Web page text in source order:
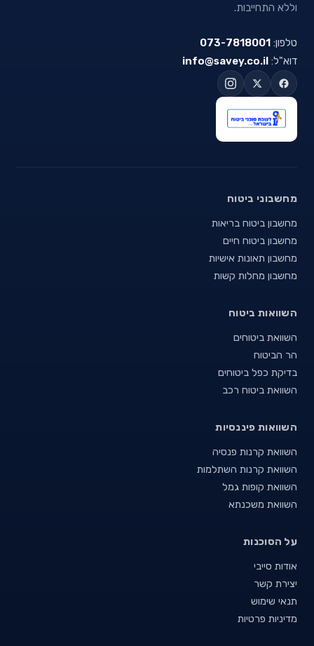
וללא התחייבות.
טלפון: 073-7818001
דוא"ל: info@savey.co.il
מחשבוני ביטוח
מחשבון ביטוח בריאות
מחשבון ביטוח חיים
מחשבון תאונות אישיות
מחשבון מחלות קשות
השוואות ביטוח
השוואת ביטוחים
הר הביטוח
בדיקת כפל ביטוחים
השוואת ביטוח רכב
השוואות פיננסיות
השוואת קרנות פנסיה
השוואת קרנות השתלמות
השוואת קופות גמל
השוואת משכנתא
על הסוכנות
אודות סייבי
יצירת קשר
תנאי שימוש
מדיניות פרטיות